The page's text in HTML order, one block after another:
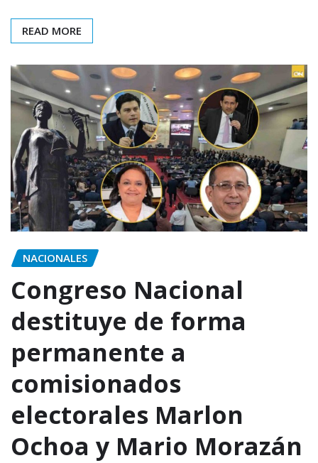
READ MORE
NACIONALES
Congreso Nacional
destituye de forma
permanente a
comisionados
electorales Marlon
Ochoa y Mario Morazán